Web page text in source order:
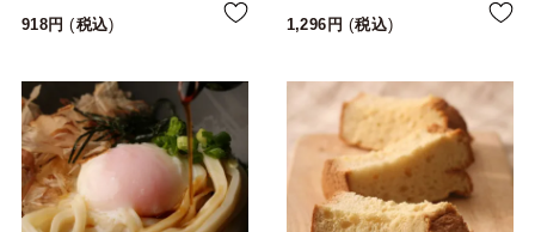
918 税込 1,296 税込